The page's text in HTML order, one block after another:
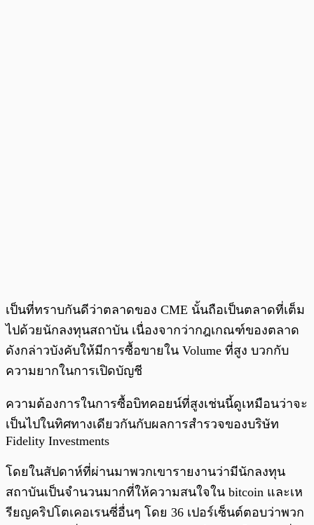
เป็นที่ทราบกันดีว่าตลาดของ CME นั้นถือเป็นตลาดที่เต็ม
ไปด้วยนักลงทุนสถาบัน เนื่องจากว่ากฎเกณฑ์ของตลาด
ดังกล่าวบังคับให้มีการซื้อขายใน Volume ที่สูง บวกกับ
ความยากในการเปิดบัญชี
ความต้องการในการซื้อบิทคอยน์ที่สูงเช่นนี้ดูเหมือนว่าจะ
เป็นไปในทิศทางเดียวกันกับผลการสำรวจของบริษัท
Fidelity Investments
โดยในสัปดาห์ที่ผ่านมาพวกเขารายงานว่ามีนักลงทุน
สถาบันเป็นจำนวนมากที่ให้ความสนใจใน bitcoin และเห
รียญคริปโตเคอเรนซี่อื่นๆ โดย 36 เปอร์เซ็นต์ตอบว่าพวก